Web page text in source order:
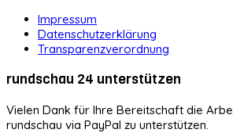
Impressum
Datenschutzerklärung
Transparenzverordnung
rundschau 24 unterstützen
Vielen Dank für Ihre Bereitschaft die
rundschau via PayPal zu unterstützen.